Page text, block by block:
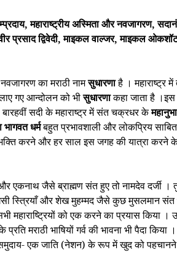
महाराष्ट्रीय अस्मिता और नवजागरण,
प्रसाद द्विवेदी, माइकल वाल्जर, माइकल
नवजागरण का मराठी नामसुधारणाहै । महाराष्ट्र
गए आन्दोलन को भीसुधारणाकहा जाता है
सदी के महाराष्ट्र में संत चक्रधर के
भागवत धर्मबहुत प्रभावशाली और लोकप्रिय
भक्ति करने और हर साल इस जगह की यात्रा
एकनाथ जैसे ब्राह्मण संत हुए तो नामदेव दर्जी ।
स्त्रियाँ और शेख मुहम्मद जैसे कुछ मुसलमान
महाराष्ट्रियों को एक करने का प्रयास किया ।
प्रति मराठी भाषियों गर्व की भावना भी पैदा
एक जाति (नेशन) के रूप में खुद को